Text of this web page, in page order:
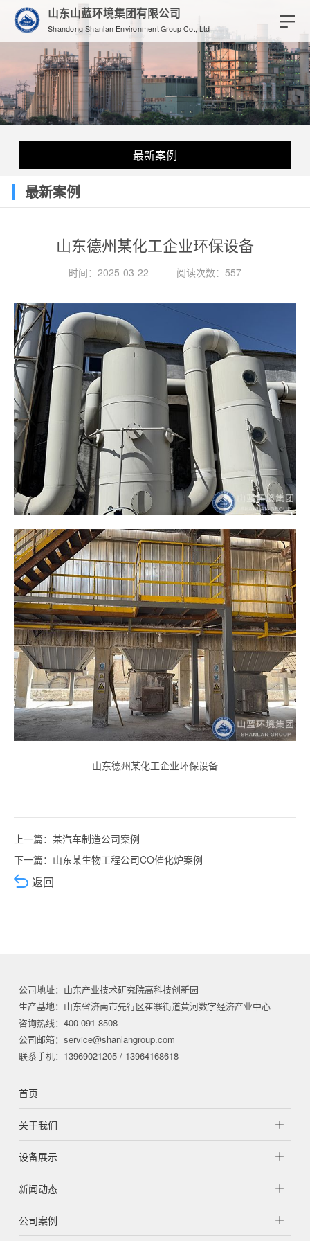
山东山蓝环境集团有限公司
Shandong Shanlan Environment Group Co., Ltd
最新案例
最新案例
山东德州某化工企业环保设备
时间：2025-03-22 阅读次数：557
山东德州某化工企业环保设备
上一篇： 某汽车制造公司案例
下一篇： 山东某生物工程公司CO催化炉案例
返回
公司地址：山东产业技术研究院高科技创新园
生产基地：山东省济南市先行区崔寨街道黄河数字经济产业中心
咨询热线：400-091-8508
公司邮箱：service@shanlangroup.com
联系手机：13969021205 / 13964168618
首页
关于我们
设备展示
新闻动态
公司案例